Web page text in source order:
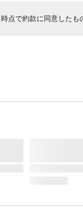
点で約款に同意したも